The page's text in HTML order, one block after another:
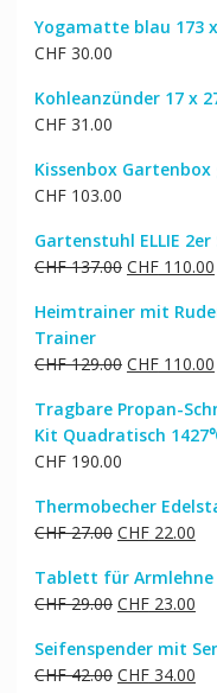
war:
ist:
Yogamatte blau 173
CHF30.00
Kohleanzünder 17 x
CHF31.00
Kissenbox
CHF103.00
Gartenstuhl ELLIE
CHF137.00
war:
CHF110.00
Heimtrainer mit
Trainer
CHF129.00
war:
CHF 129.00
CHF110.00
Tragbare Propan-
Kit Quadratisch
CHF190.00
Thermobecher
CHF27.00 Ursprünglicher
war:
CHF 27.00
CHF22.00
ist:
Tablett für Armlehne
CHF29.00 Ursprünglicher
war:
CHF 29.00
CHF23.00
ist:
Seifenspender mit
CHF42.00 Ursprünglicher
CHF34.00